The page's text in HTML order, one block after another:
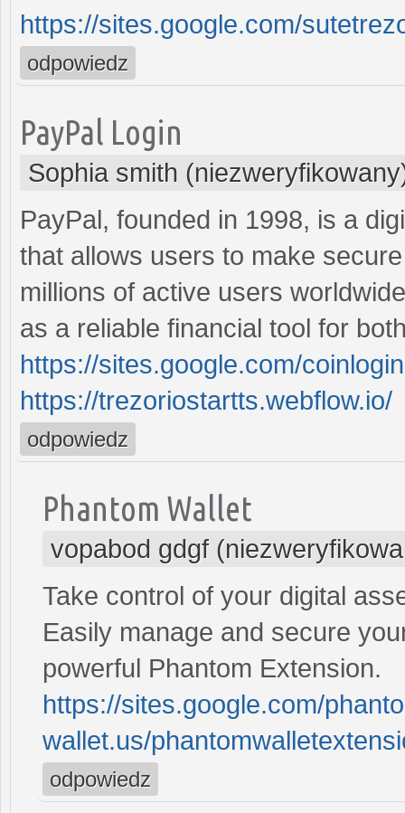
https://sites.google.com/
odpowiedz
PayPal Login
Sophia smith
PayPal, founded in 1998, is a
that allows users to make
millions of active users
as a reliable financial tool for
https://sites.google.com/
https://trezoriostartts.webflow.io/
odpowiedz
Phantom Wallet
vopabod gdgf
Take control of your digital
Easily manage and secure
powerful Phantom Extension.
https://sites.google.com/
wallet.us/
odpowiedz